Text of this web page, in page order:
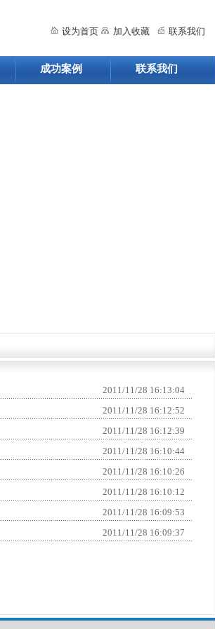
设为首页 加入收藏 联系我们
成功案例 联系我们
2011/11/28 16:13:04
2011/11/28 16:12:52
2011/11/28 16:12:39
2011/11/28 16:10:44
2011/11/28 16:10:26
2011/11/28 16:10:12
2011/11/28 16:09:53
2011/11/28 16:09:37